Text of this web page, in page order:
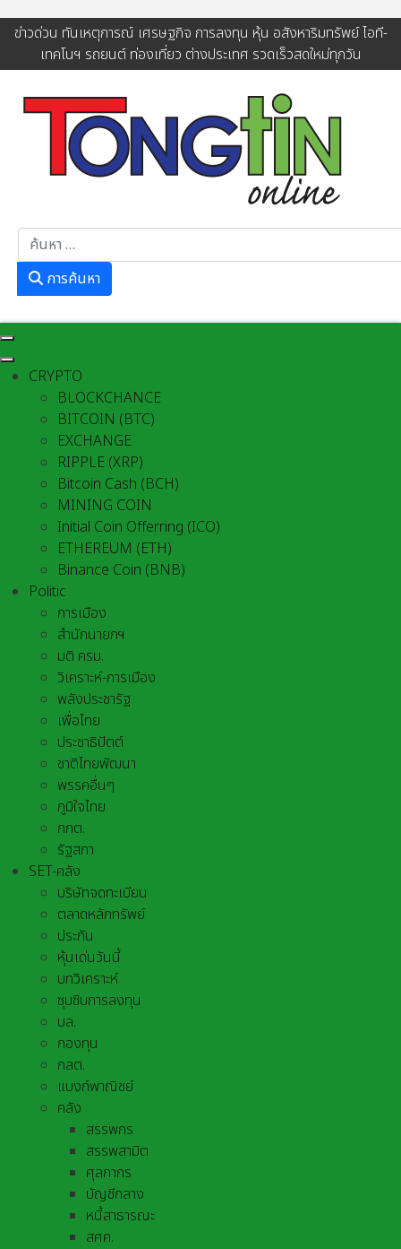
ข่าวด่วน ทันเหตุการณ์ เศรษฐกิจ การลงทุน หุ้น อสังหาริมทรัพย์ ไอที-
เทคโนฯ รถยนต์ ท่องเที่ยว ต่างประเทศ รวดเร็วสดใหม่ทุกวัน
การค้นหา
CRYPTO
BLOCKCHANCE
BITCOIN (BTC)
EXCHANGE
RIPPLE (XRP)
Bitcoin Cash (BCH)
MINING COIN
Initial Coin Offerring (ICO)
ETHEREUM (ETH)
Binance Coin (BNB)
Politic
การเมือง
สำนักนายกฯ
มติ ครม.
วิเคราะห์-การเมือง
พลังประชารัฐ
เพื่อไทย
ประชาธิปัตต์
ชาติไทยพัฒนา
พรรคอื่นๆ
ภูมิใจไทย
กกต.
รัฐสภา
SET-คลัง
บริษัทจดทะเบียน
ตลาดหลักทรัพย์
ประกัน
หุ้นเด่นวันนี้
บทวิเคราะห์
ซุบซิบการลงทุน
บล.
กองทุน
กลต.
แบงก์พาณิชย์
คลัง
สรรพกร
สรรพสามิต
ศุลกากร
บัญชีกลาง
หนี้สาธารณะ
สศค.